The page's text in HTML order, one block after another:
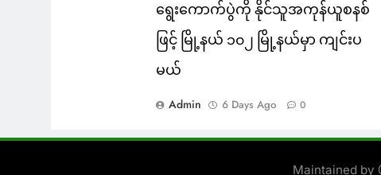
ရွေးကောက်ပွဲကို နိုင်သူအကုန်ယူစနစ်
ဖြင့် မြို့နယ် ၁၀၂ မြို့နယ်မှာ ကျင်းပ
မယ်
Admin 6 Days Ago 0
Maintained by